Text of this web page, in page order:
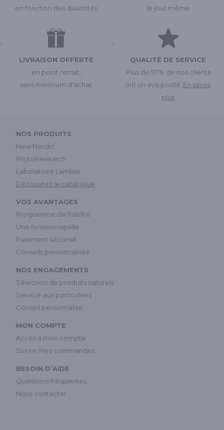
en fonction des quantités
le jour même
LIVRAISON OFFERTE
en point retrait,
sans minimum d'achat
QUALITÉ DE SERVICE
Plus de 97% de nos clients
ont un avis positif. En savoir
plus
NOS PRODUITS
New Nordic
PhytoResearch
Laboratoire Landais
Découvrez le catalogue
VOS AVANTAGES
Programme de fidélité
Une livraison rapide
Paiement sécurisé
Conseils personnalisés
NOS ENGAGEMENTS
Sélection de produits naturels
Service aux particuliers
Conseil personnalisé
MON COMPTE
Accès à mon compte
Suivre mes commandes
BESOIN D’AIDE
Questions fréquentes
Nous contacter